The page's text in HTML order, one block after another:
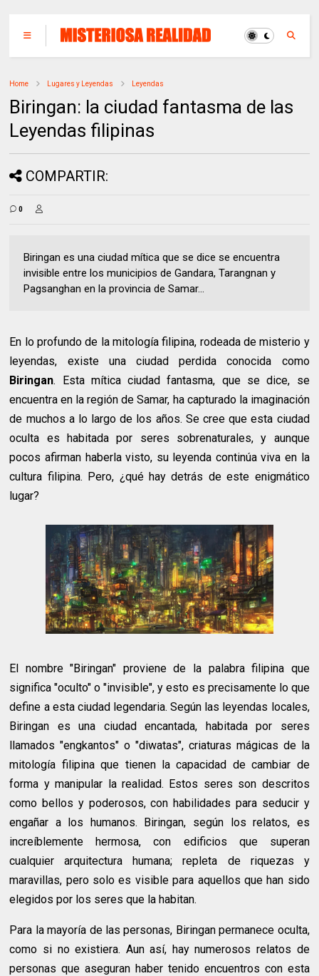
Home Lugares y Leyendas Leyendas
Biringan: la ciudad fantasma de las
Leyendas filipinas
COMPARTIR:
0
Biringan es una ciudad mítica que se dice se encuentra
invisible entre los municipios de Gandara, Tarangnan y
Pagsanghan en la provincia de Samar...
En lo profundo de la mitología filipina, rodeada de misterio y
leyendas, existe una ciudad perdida conocida como
Biringan. Esta mítica ciudad fantasma, que se dice, se
encuentra en la región de Samar, ha capturado la imaginación
de muchos a lo largo de los años. Se cree que esta ciudad
oculta es habitada por seres sobrenaturales, y aunque
pocos afirman haberla visto, su leyenda continúa viva en la
cultura filipina. Pero, ¿qué hay detrás de este enigmático
lugar?
El nombre "Biringan" proviene de la palabra filipina que
significa "oculto" o "invisible", y esto es precisamente lo que
define a esta ciudad legendaria. Según las leyendas locales,
Biringan es una ciudad encantada, habitada por seres
llamados "engkantos" o "diwatas", criaturas mágicas de la
mitología filipina que tienen la capacidad de cambiar de
forma y manipular la realidad. Estos seres son descritos
como bellos y poderosos, con habilidades para seducir y
engañar a los humanos. Biringan, según los relatos, es
increíblemente hermosa, con edificios que superan
cualquier arquitectura humana; repleta de riquezas y
maravillas, pero solo es visible para aquellos que han sido
elegidos por los seres que la habitan.
Para la mayoría de las personas, Biringan permanece oculta,
como si no existiera. Aun así, hay numerosos relatos de
personas que aseguran haber tenido encuentros con esta